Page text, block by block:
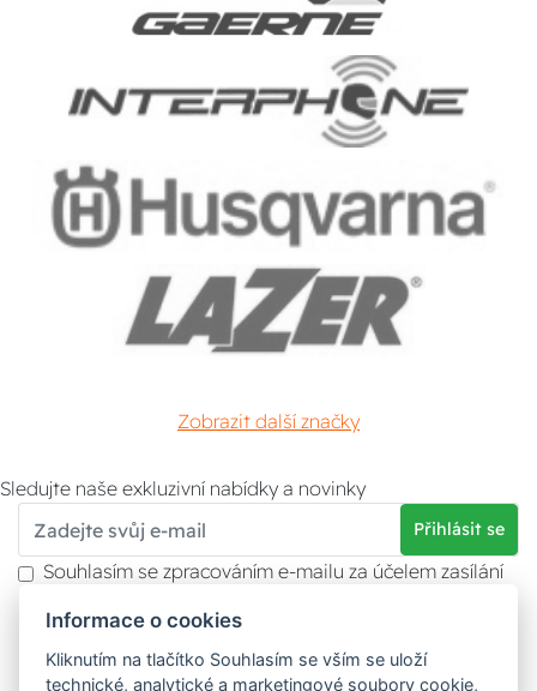
Zobrazit další značky
Sledujte naše exkluzivní nabídky a novinky
Přihlásit se
Souhlasím se zpracováním e-mailu za účelem zasílání
Více informací naleznete v
údajů . Souhlas můžete kdykoliv odvolat.
Informace o cookies
Kliknutím na tlačítko Souhlasím se vším se uloží
technické, analytické a marketingové soubory cookie,